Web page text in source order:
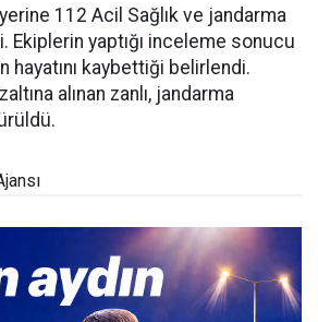
112 Acil Sağlık ve jandarma
Ekiplerin yaptığı inceleme sonucu
hayatını kaybettiği belirlendi.
alınan zanlı, jandarma